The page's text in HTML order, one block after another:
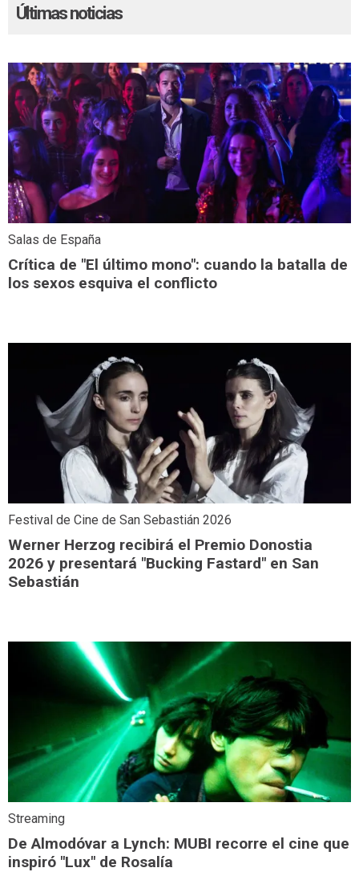
Últimas noticias
Salas de España
Crítica de "El último mono": cuando la batalla de
los sexos esquiva el conflicto
Festival de Cine de San Sebastián 2026
Werner Herzog recibirá el Premio Donostia
2026 y presentará "Bucking Fastard" en San
Sebastián
Streaming
De Almodóvar a Lynch: MUBI recorre el cine que
inspiró "Lux" de Rosalía